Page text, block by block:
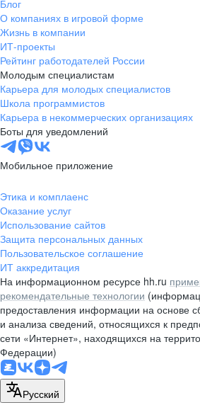
Новосибирск
ул. Большевистская, д. 35,
помещение 21
+7 383 207-94-64
pr@nsk.hh.ru
Минск
пр-т Дзержинского, д. 57,
10 этаж, помещение 45-1
pr@rabota.by
Алматы
пр. Абая, д. 151, БЦ Алатау,
12 этаж, офис 1209
+7 727 232-13-13
pr@headhunter.com.kz
Блог
О компаниях в игровой форме
Жизнь в компании
ИТ-проекты
Рейтинг работодателей России
Молодым специалистам
Карьера для молодых специалистов
Школа программистов
Карьера в некоммерческих организациях
Боты для уведомлений
Мобильное приложение
Этика и комплаенс
Оказание услуг
Использование сайтов
Защита персональных данных
Пользовательское соглашение
ИТ аккредитация
На информационном ресурсе hh.ru
рекомендательные технологии
предоставления информации на основе
и анализа сведений, относящихся к
сети «Интернет», находящихся на
Федерации)
Русский